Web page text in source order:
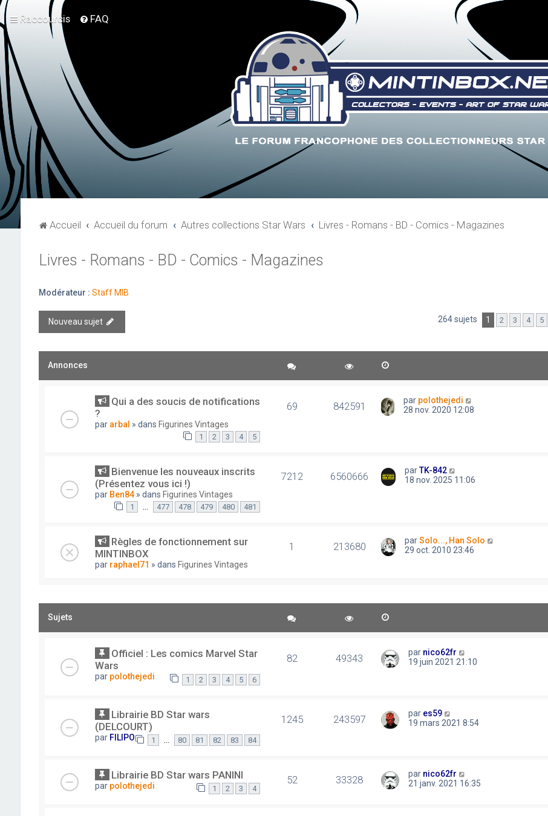
Raccourcis FAQ
Accueil Accueil du forum Autres collections Star Wars Livres - Romans - BD - Comics - Magazines
Livres - Romans - BD - Comics - Magazines
Modérateur : Staff MIB
Nouveau sujet 264 sujets 1 2 3 4 5
Annonces
Qui a des soucis de notifications
?
par arbal » dans Figurines Vintages
1 2 3 4 5
69 842591 par polothejedi
28 nov. 2020 12:08
Bienvenue les nouveaux inscrits
(Présentez vous ici !)
par Ben84 » dans Figurines Vintages
1 … 477 478 479 480 481
7212 6560666 parTK-842
18 nov. 2025 11:06
Règles de fonctionnement sur
MINTINBOX
par raphael71 » dans Figurines Vintages
1 213680 parSolo..., Han Solo
29 oct. 2010 23:46
Sujets
Officiel : Les comics Marvel Star
Wars
par polothejedi 1 2 3 4 5 6
82 49343 par nico62fr
19 juin 2021 21:10
Librairie BD Star wars
(DELCOURT)
par FILIPO 1 80 81 82 83 84
1245 243597 par es59
19 mars 2021 8:54
Librairie BD Star wars PANINI
par polothejedi 1 2 3 4
52 33328 par nico62fr
21 janv. 2021 16:35